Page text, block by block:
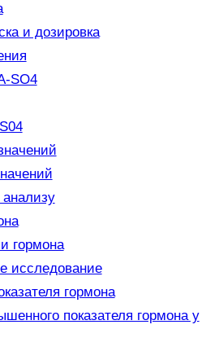
и дозировка
SO4
гормона
исследование
гормона
показателя гормона у